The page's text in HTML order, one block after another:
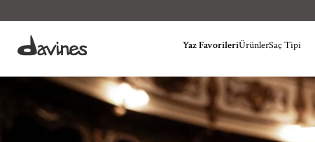
Yaz FavorileriÜrünlerSaç Tipi